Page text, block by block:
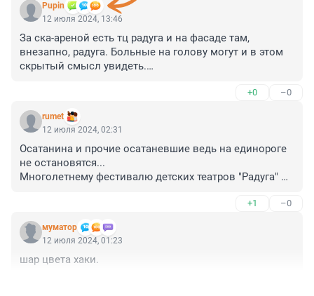
Pupin
12 июля 2024, 13:46
За ска-ареной есть тц радуга и на фасаде там,
внезапно, радуга. Больные на голову могут и в этом
скрытый смысл увидеть.
+0 –0
rumet
12 июля 2024, 02:31
Осатанина и прочие осатаневшие ведь на единороге
не остановятся...
Многолетнему фестивалю детских театров "Радуга"
Эти святоши и доброхоты занимаются тем, что
превращают упорно обыденные вещи и явления
природы в исключительно экстремистские символы.
Если глобальный смысл госдуры в том, чтобы
запрещать - то она не остановится, пока не запретит
+1 –0
муматор
12 июля 2024, 01:23
шар цвета хаки.